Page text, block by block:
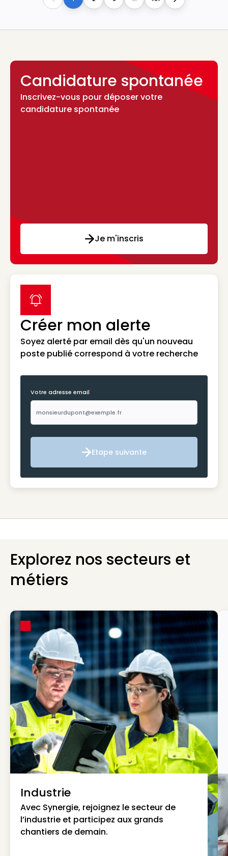
Previous Next
Candidature spontanée
Inscrivez-vous pour déposer votre
candidature spontanée
Je m'inscris
Créer mon alerte
Soyez alerté par email dès qu'un nouveau
poste publié correspond à votre recherche
label icon
Votre adresse email*
Etape suivante
Etape suivante
Explorez nos secteurs et
métiers
Industrie
Avec Synergie, rejoignez le secteur de
l’industrie et participez aux grands
chantiers de demain.